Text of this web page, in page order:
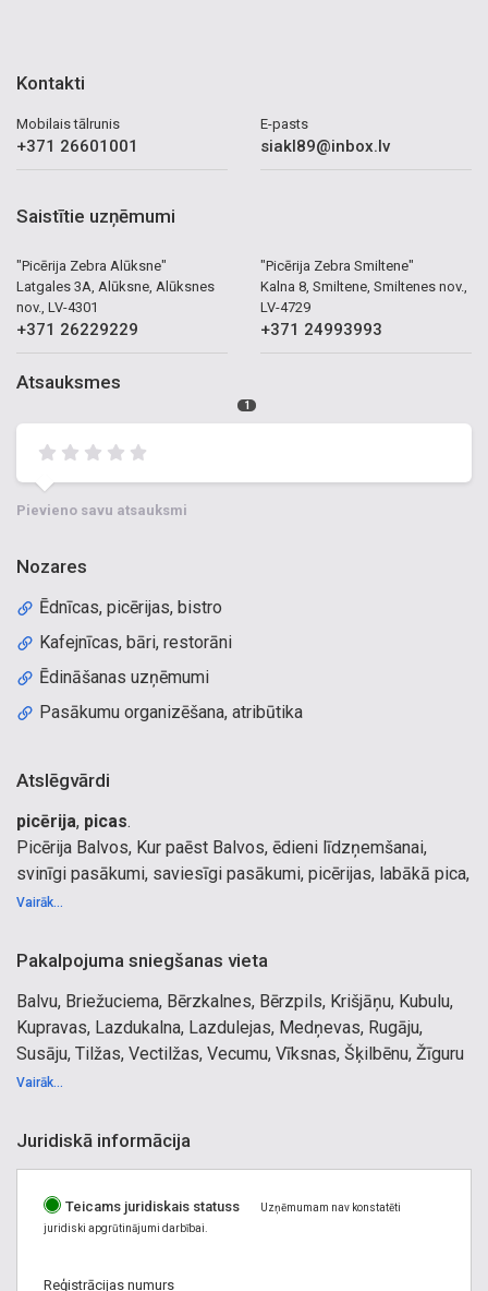
Kontakti
Mobilais tālrunis
+371 26601001
E-pasts
siakl89@inbox.lv
Saistītie uzņēmumi
"Picērija Zebra Alūksne"
Latgales 3A, Alūksne, Alūksnes
nov., LV-4301
+371 26229229
"Picērija Zebra Smiltene"
Kalna 8, Smiltene, Smiltenes nov.,
LV-4729
+371 24993993
Atsauksmes
1
Pievieno savu atsauksmi
Nozares
Ēdnīcas, picērijas, bistro
Kafejnīcas, bāri, restorāni
Ēdināšanas uzņēmumi
Pasākumu organizēšana, atribūtika
Atslēgvārdi
picērija, picas.
Picērija Balvos, Kur paēst Balvos, ēdieni līdzņemšanai,
svinīgi pasākumi, saviesīgi pasākumi, picērijas, labākā pica,
kafejnīca, picu pasūtīt, ēdināšanas pakalpojumi, bistro,
pakalpojumi, izlaidumi, jubilejas, svinības, dzimšanas
ātrās uzkodas, dzērieni, kafija, laba kafija.
Vairāk...
Pakalpojuma sniegšanas vieta
Balvu, Briežuciema, Bērzkalnes, Bērzpils, Krišjāņu, Kubulu,
Kupravas, Lazdukalna, Lazdulejas, Medņevas, Rugāju,
Susāju, Tilžas, Vectilžas, Vecumu, Vīksnas, Šķilbēnu, Žīguru
pagasti, Balvi, Viļaka
Vairāk...
Juridiskā informācija
Teicams juridiskais statuss
Uzņēmumam nav konstatēti
juridiski apgrūtinājumi darbībai.
Reģistrācijas numurs